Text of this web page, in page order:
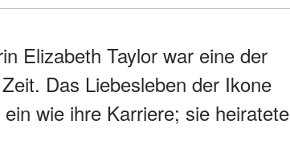
Elizabeth Taylor war eine der
Das Liebesleben der Ikone
wie ihre Karriere; sie heiratete